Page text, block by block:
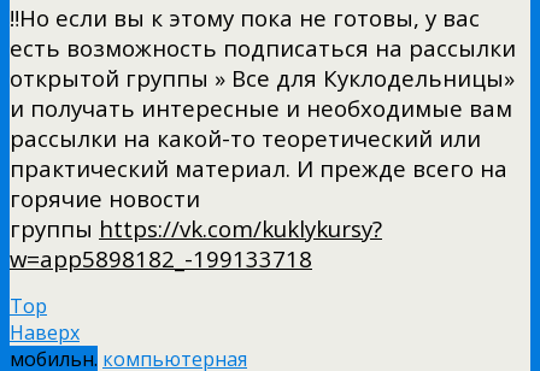
‼Но если вы к этому пока не готовы, у вас
есть возможность подписаться на рассылки
открытой группы » Все для Куклодельницы»
и получать интересные и необходимые вам
рассылки на какой-то теоретический или
практический материал. И прежде всего на
горячие новости
группы https://vk.com/kuklykursy?
w=app5898182_-199133718
Top
Наверх
мобильн. компьютерная